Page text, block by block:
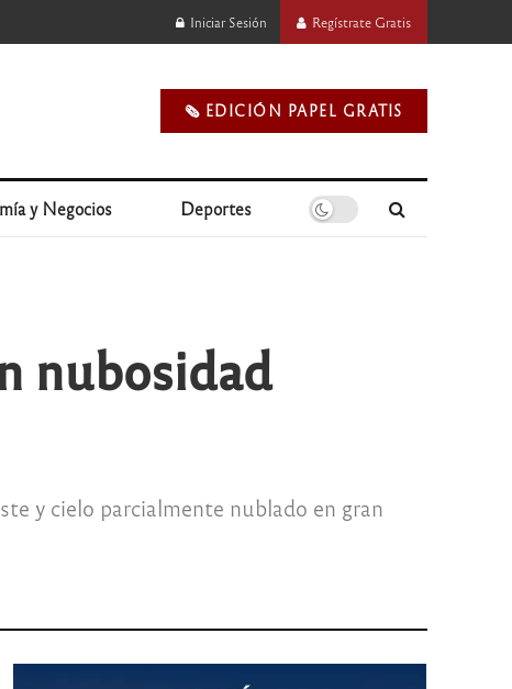
Iniciar Sesión Regístrate Gratis
🗞️ EDICIÓN PAPEL GRATIS
y Negocios Deportes
nubosidad
y cielo parcialmente nublado en gran